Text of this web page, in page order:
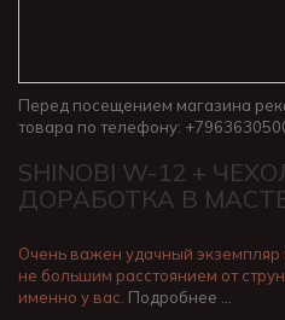
Перед посещением магазина
товара по телефону:
SHINOBI W-12 +
ДОРАБОТКА В
Очень важен удачный
не большим расстоянием от
именно у вас. Подробнее …